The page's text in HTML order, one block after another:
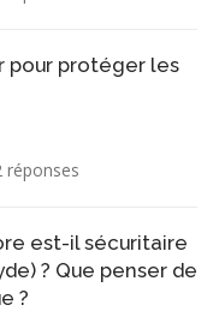
pour protéger les
réponses
est-il sécuritaire
? Que penser de
?